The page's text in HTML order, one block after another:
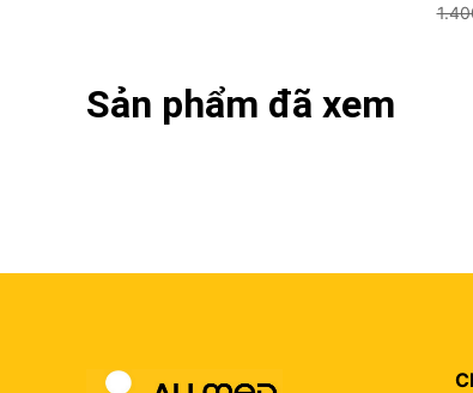
Sản phẩm đã xem